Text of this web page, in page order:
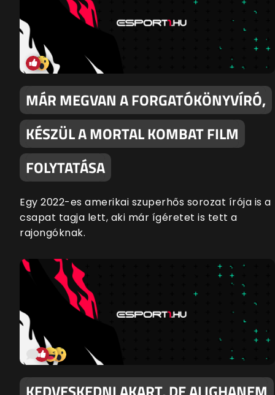
MÁR MEGVAN A FORGATÓKÖNYVÍRÓ,
KÉSZÜL A MORTAL KOMBAT FILM
FOLYTATÁSA
Egy 2022-es amerikai szuperhős sorozat írója is a
csapat tagja lett, aki már ígéretet is tett a
rajongóknak.